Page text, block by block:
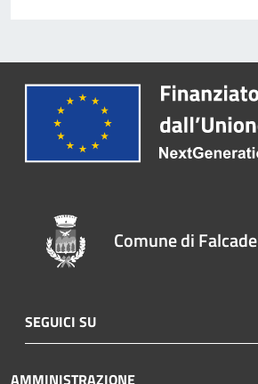
Comune di Falcade
SEGUICI SU
AMMINISTRAZIONE